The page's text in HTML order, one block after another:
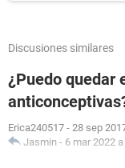
Discusiones similares
¿Puedo quedar
Erica240517 - 28 sep
Jasmin - 6 mar 2022